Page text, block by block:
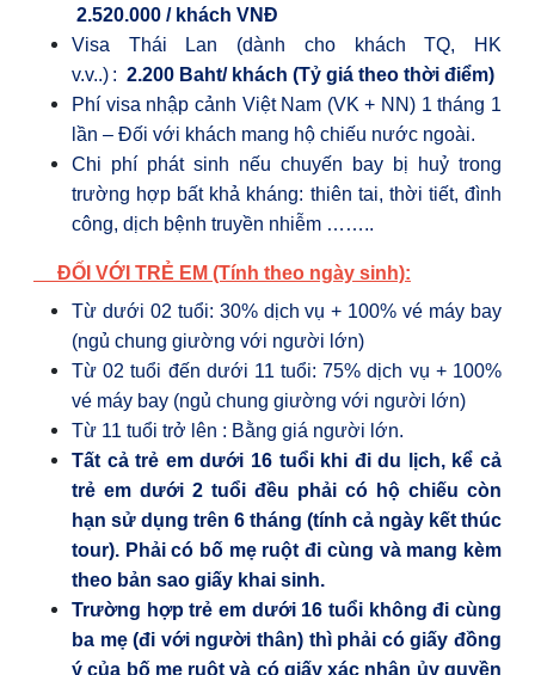
2.520.000 / khách VNĐ
Visa Thái Lan (dành cho khách TQ, HK
v.v..) : 2.200 Baht/ khách (Tỷ giá theo thời điểm)
Phí visa nhập cảnh Việt Nam (VK + NN) 1 tháng 1
lần – Đối với khách mang hộ chiếu nước ngoài.
Chi phí phát sinh nếu chuyến bay bị huỷ trong
trường hợp bất khả kháng: thiên tai, thời tiết, đình
công, dịch bệnh truyền nhiễm ……..
ĐỐI VỚI TRẺ EM (Tính theo ngày sinh):
Từ dưới 02 tuổi: 30% dịch vụ + 100% vé máy bay
(ngủ chung giường với người lớn)
Từ 02 tuổi đến dưới 11 tuổi: 75% dịch vụ + 100%
vé máy bay (ngủ chung giường với người lớn)
Từ 11 tuổi trở lên : Bằng giá người lớn.
Tất cả trẻ em dưới 16 tuổi khi đi du lịch, kể cả
trẻ em dưới 2 tuổi đều phải có hộ chiếu còn
hạn sử dụng trên 6 tháng (tính cả ngày kết thúc
tour). Phải có bố mẹ ruột đi cùng và mang kèm
theo bản sao giấy khai sinh.
Trường hợp trẻ em dưới 16 tuổi không đi cùng
ba mẹ (đi với người thân) thì phải có giấy đồng
ý của bố mẹ ruột và có giấy xác nhận ủy quyền